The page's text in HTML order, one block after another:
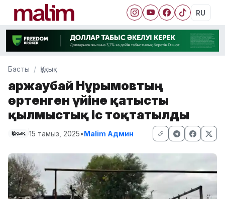
RU
Басты Құқық
Қаржаубай Нұрымовтың
өртенген үйіне қатысты
қылмыстық іс тоқтатылды
Құқық 15 тамыз, 2025•Malim Админ